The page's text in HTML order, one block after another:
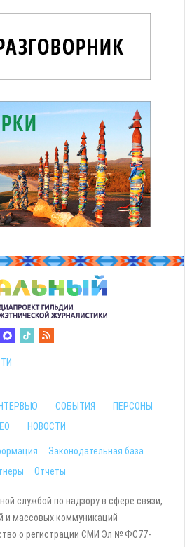
СОБЫТИЯ
ПЕРСОНЫ
НОВОСТИ
Законодательная база
Отчеты
службой по надзору в сфере связи,
и массовых коммуникаций
о регистрации СМИ Эл № ФС77-